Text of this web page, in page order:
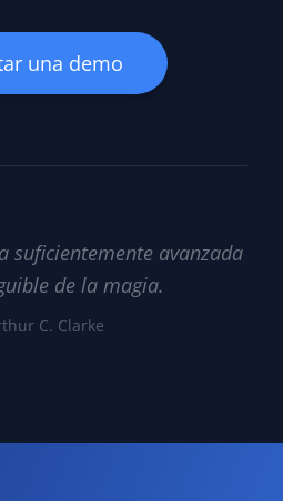
una demo
suficientemente avanzada
de la magia.
C. Clarke